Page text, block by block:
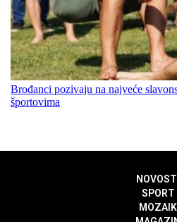
Brođanci pozivaju na najveće
športovima
NOVOSTI
SPORT
MOZAIK